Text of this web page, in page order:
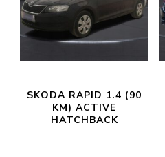
SKODA RAPID 1.4 (90
KM) ACTIVE
HATCHBACK